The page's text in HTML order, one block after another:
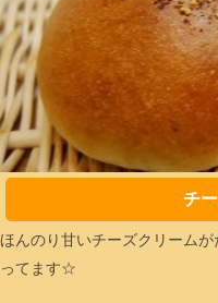
チ
ほんのり甘いチーズクリーム
ってます☆